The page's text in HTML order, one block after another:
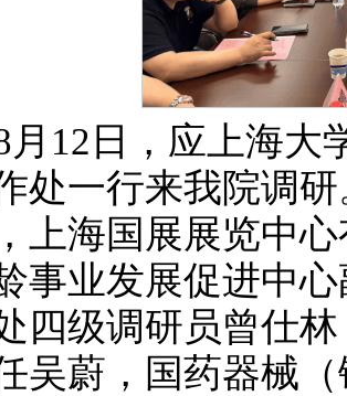
月12日，应上海大
处一行来我院调
上海国展展览中
事业发展促进中
四级调研员曾仕
吴蔚，国药器械